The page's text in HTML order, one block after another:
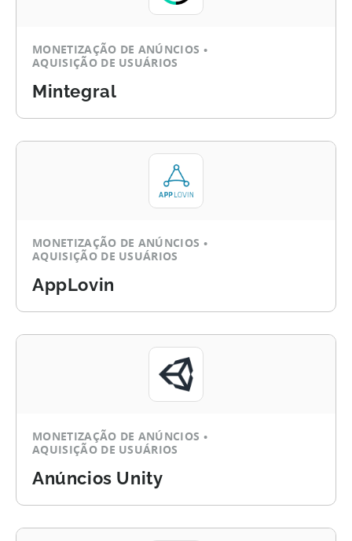
MONETIZAÇÃO DE ANÚNCIOS
AQUISIÇÃO DE USUÁRIOS
Mintegral
MONETIZAÇÃO DE ANÚNCIOS
AQUISIÇÃO DE USUÁRIOS
AppLovin
MONETIZAÇÃO DE ANÚNCIOS
AQUISIÇÃO DE USUÁRIOS
Anúncios Unity